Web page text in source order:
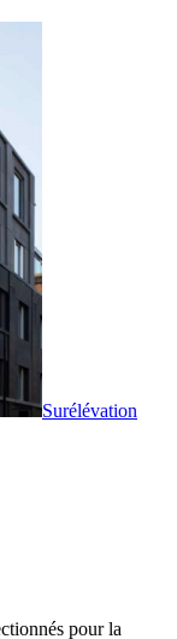
Surélévation
pour la